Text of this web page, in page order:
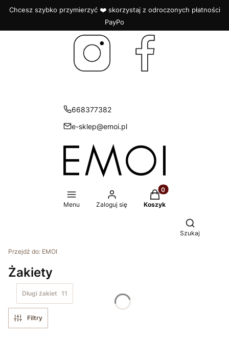
Chcesz szybko przymierzyć ❤️ skorzystaj z odroczonych płatności
PayPo
668377382
e-sklep@emoi.pl
Menu Zaloguj się
Produkty w
Koszyk
Otwórz
Szukaj
Przejdź do: EMOI
Żakiety
Długi żakiet 11
Filtry